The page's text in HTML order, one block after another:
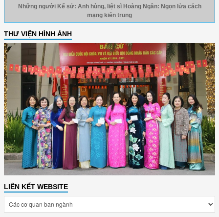
Những người Kể sử: Anh hùng, liệt sĩ Hoàng Ngân: Ngọn lửa cách
mạng kiên trung
THƯ VIỆN HÌNH ẢNH
LIÊN KẾT WEBSITE